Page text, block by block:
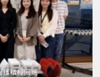
獲積極回應